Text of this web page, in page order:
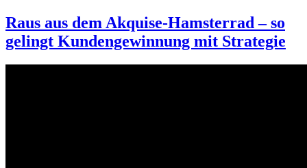
Raus aus dem Akquise-Hamsterrad – so
gelingt Kundengewinnung mit Strategie